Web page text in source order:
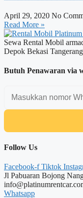
April 29, 2020 No
Read More »
Sewa Rental Mobil
Depok Bekasi
Butuh Penawaran via
Follow Us
Facebook-f Tiktok
Jl Pabuaran Bojong
Whatsapp